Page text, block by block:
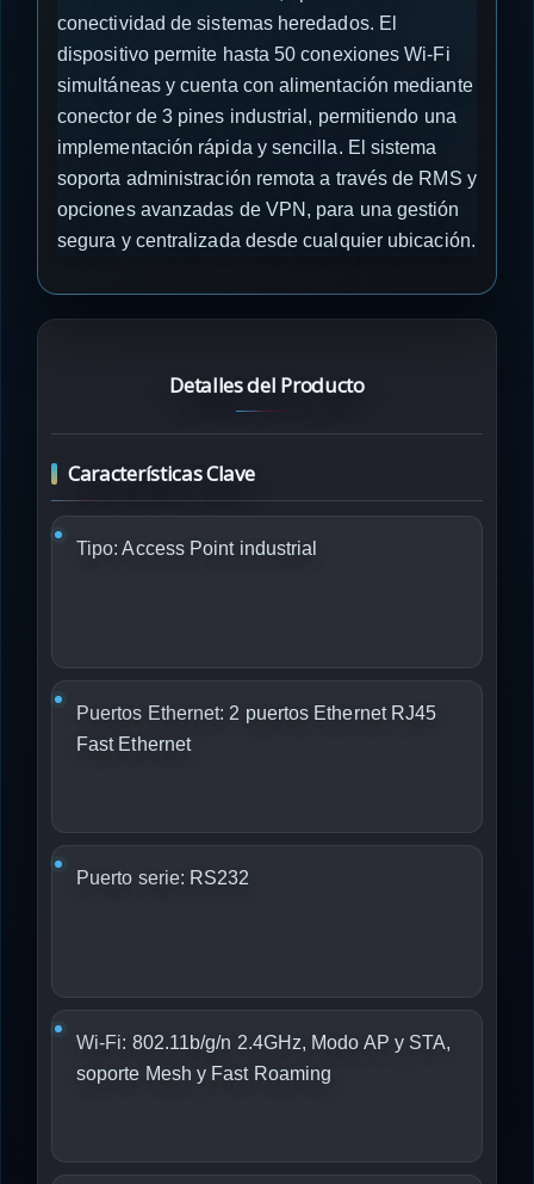
conectividad de sistemas heredados. El
dispositivo permite hasta 50 conexiones Wi-Fi
simultáneas y cuenta con alimentación mediante
conector de 3 pines industrial, permitiendo una
implementación rápida y sencilla. El sistema
soporta administración remota a través de RMS y
opciones avanzadas de VPN, para una gestión
segura y centralizada desde cualquier ubicación.
Detalles del Producto
Características Clave
Tipo: Access Point industrial
Puertos Ethernet: 2 puertos Ethernet RJ45
Fast Ethernet
Puerto serie: RS232
Wi-Fi: 802.11b/g/n 2.4GHz, Modo AP y STA,
soporte Mesh y Fast Roaming